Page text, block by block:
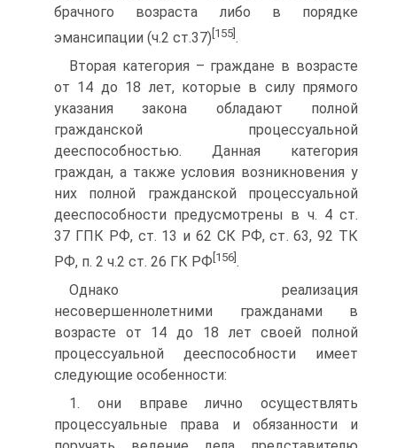
брачного возраста либо в порядке
эмансипации (ч.2 ст.37) [155].
Вторая категория – граждане в возрасте
от 14 до 18 лет, которые в силу прямого
указания закона обладают полной
гражданской процессуальной
дееспособностью. Данная категория
граждан, а также условия возникновения у
них полной гражданской процессуальной
дееспособности предусмотрены в ч. 4 ст.
37 ГПК РФ, ст. 13 и 62 СК РФ, ст. 63, 92 ТК
РФ, п. 2 ч.2 ст. 26 ГК РФ [156] .
Однако реализация
несовершеннолетними гражданами в
возрасте от 14 до 18 лет своей полной
процессуальной дееспособности имеет
следующие особенности:
1. они вправе лично осуществлять
процессуальные права и обязанности и